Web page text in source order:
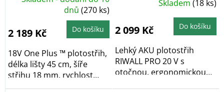
dnů (270 ks)
2 189 Kč Do košíku
18V One Plus ™ plotostřih,
délka lišty 45 cm, šíře
střihu 18 mm, rychlost
1500...
Skladem (18 ks)
2 099 Kč Do košíku
Lehký AKU plotostřih
RIWALL PRO 20 V s
otočnou, ergonomickou